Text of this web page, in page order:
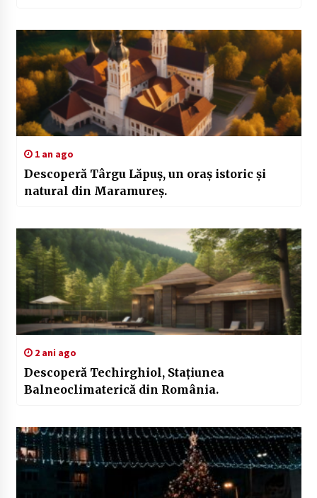
1 an ago
Descoperă Târgu Lăpuș, un oraș istoric și
natural din Maramureș.
2 ani ago
Descoperă Techirghiol, Stațiunea
Balneoclimaterică din România.